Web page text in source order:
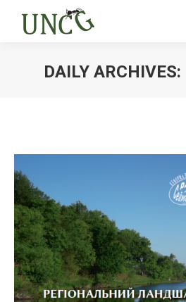
DAILY ARCHIVES: